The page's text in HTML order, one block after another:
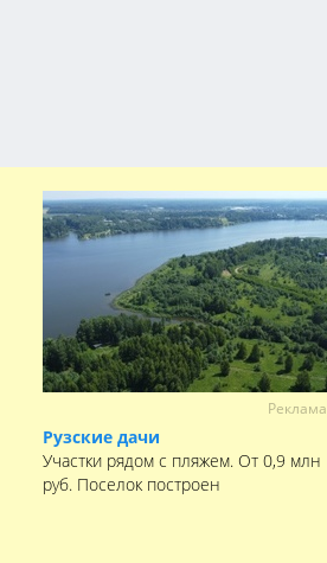
Реклама
Рузские дачи
Участки рядом с пляжем. От 0,9 млн
руб. Поселок построен